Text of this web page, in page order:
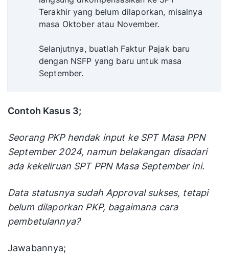
Terakhir yang belum dilaporkan, misalnya
masa Oktober atau November.
Selanjutnya, buatlah Faktur Pajak baru
dengan NSFP yang baru untuk masa
September.
Contoh Kasus 3;
Seorang PKP hendak input ke SPT Masa PPN
September 2024, namun belakangan disadari
ada kekeliruan SPT PPN Masa September ini.
Data statusnya sudah Approval sukses, tetapi
belum dilaporkan PKP, bagaimana cara
pembetulannya?
Jawabannya;